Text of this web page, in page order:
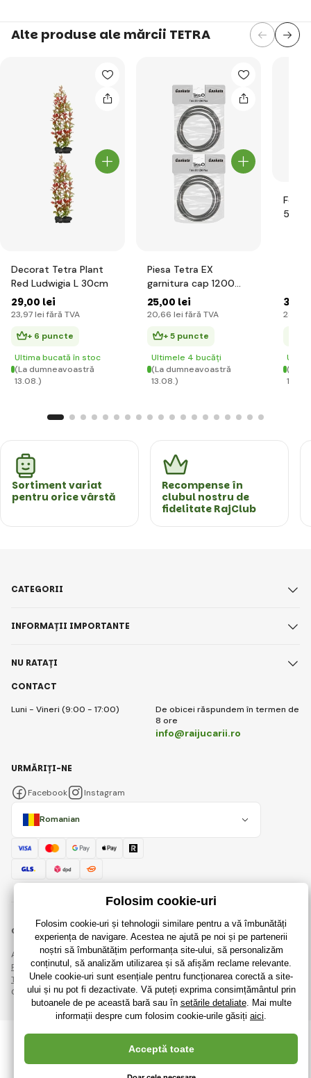
Alte produse ale mărcii TETRA
Decorat Tetra Plant
Red Ludwigia L 30cm
29,00 lei
23,97 lei fără TVA
+ 6 puncte
Ultima bucată în stoc
(La dumneavoastră
13.08.)
Piesa Tetra EX
garnitura cap 1200
Plus
25,00 lei
20,66 lei fără TVA
+ 5 puncte
Ultimele 4 bucăți
(La dumneavoastră
13.08.)
Feed
34
28
(La
Sortiment variat
pentru orice vârstă
Recompense în
clubul nostru de
fidelitate RajClub
CONTACT
Luni - Vineri (9:00 - 17:00)
De obicei răspundem în termen de
8 ore
info@raijucarii.ro
CATEGORII
INFORMAȚII IMPORTANTE
NU RATAȚI
Romanian
URMĂRIȚI-NE
Facebook Instagram
© 2018 - 2026 RaiJucării.ro, Toate drepturile rezervate
Această pagină este protejată prin reCAPTCHA și se aplică
Regulile de protecție a datelor personalecompaniile Google și ale lor
Termeni și condiții.
Crearea de magazine online eficiente de laRIESENIA